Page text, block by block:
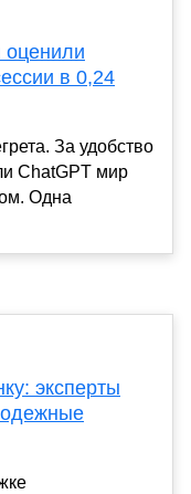
оценили
в 0,24
За удобство
ChatGPT мир
Одна
эксперты